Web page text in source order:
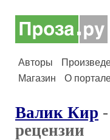
Авторы
Магазин
О
Валик Кир
рецензии